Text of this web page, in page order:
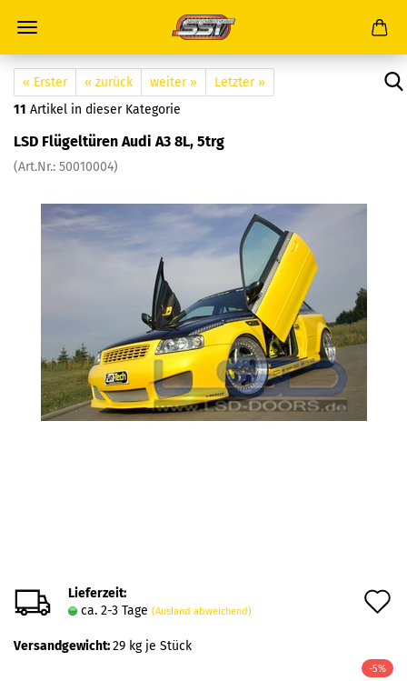
« Erster « zurück weiter »
Letzter »
11 Artikel in dieser Kategorie
LSD Flügeltüren Audi A3 8L, 5trg
(Art.Nr.: 50010004)
Lieferzeit:
ca. 2-3 Tage (Ausland abweichend)
Versandgewicht:29 kg je Stück
-5%